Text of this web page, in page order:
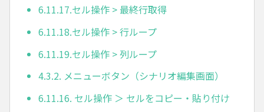
6.11.17.セル操作 > 最終行取得
6.11.18.セル操作 > 行ループ
6.11.19.セル操作 > 列ループ
4.3.2. メニューボタン（シナリオ編集画面）
6.11.16. セル操作 ＞ セルをコピー・貼り付け